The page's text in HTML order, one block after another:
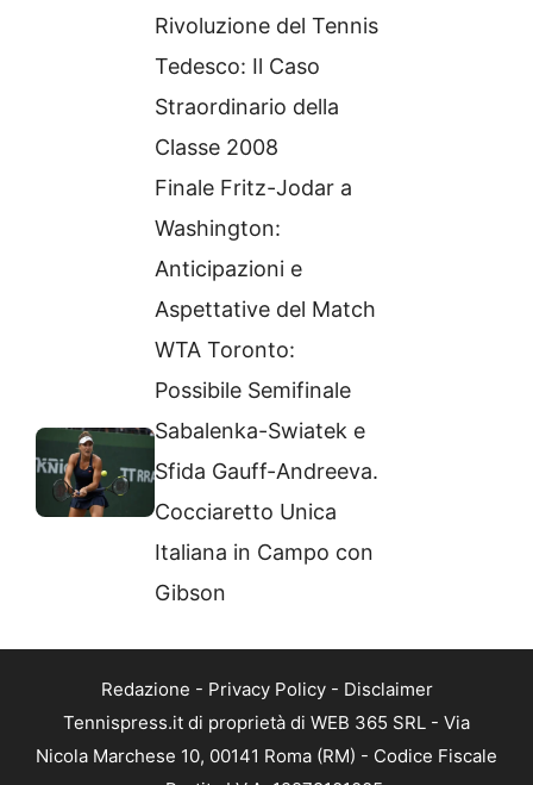
Rivoluzione del Tennis
Tedesco: Il Caso
Straordinario della
Classe 2008
Finale Fritz-Jodar a
Washington:
Anticipazioni e
Aspettative del Match
WTA Toronto:
Possibile Semifinale
Sabalenka-Swiatek e
Sfida Gauff-Andreeva.
Cocciaretto Unica
Italiana in Campo con
Gibson
Redazione - Privacy Policy- Disclaimer
Tennispress.it di proprietà di WEB 365 SRL - Via
Nicola Marchese 10, 00141 Roma (RM) - Codice Fiscale